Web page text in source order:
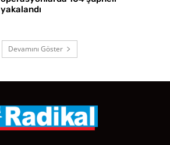
yakalandı
Devamını Göster